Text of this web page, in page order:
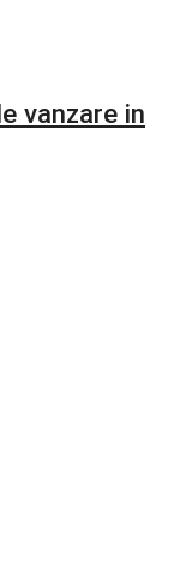
vanzare in